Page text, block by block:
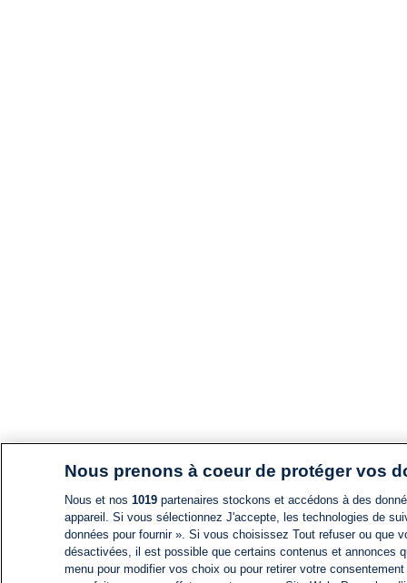
Nous prenons à coeur de protéger vos
Nous et nos 1019partenaires stockons et accédons à des
appareil. Si vous sélectionnez J'accepte, les technologies de
données pour fournir ». Si vous choisissez Tout refuser ou
désactivées, il est possible que certains contenus et annonces
menu pour modifier vos choix ou pour retirer votre